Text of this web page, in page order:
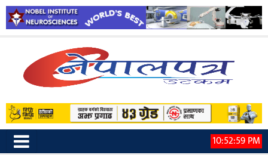
10:53:00 PM